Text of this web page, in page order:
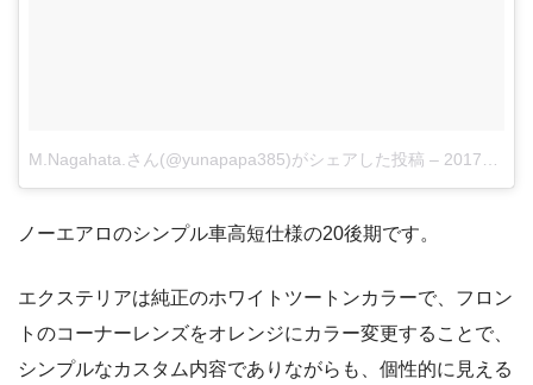
M.Nagahata.さん(@yunapapa385)がシェアした投稿 – 2017年11月月12日午前2時15分PST
ノーエアロのシンプル車高短仕様の20後期です。
エクステリアは純正のホワイトツートンカラーで、フロン
トのコーナーレンズをオレンジにカラー変更することで、
シンプルなカスタム内容でありながらも、個性的に見える